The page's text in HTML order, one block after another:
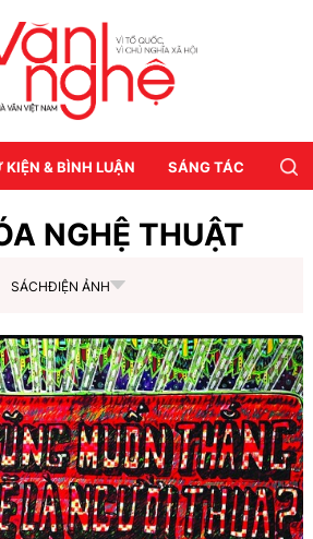
KIỆN & BÌNH LUẬN SÁNG TÁC
NGHỆ THUẬT
SÁCHĐIỆN ẢNH